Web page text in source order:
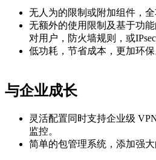
无人为的限制或附加组件，全
无额外的使用限制及基于功
对用户，防火墙规则，或IPsec
低功耗，节省成本，更加环保
与企业成长
灵活配置同时支持企业级
监控。
简单的包管理系统，添加强大